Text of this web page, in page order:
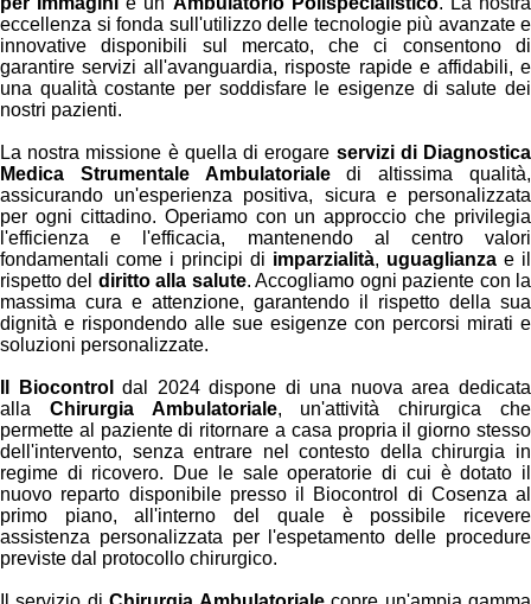
eccellenza si fonda sull'utilizzo delle tecnologie più avanzate e
innovative disponibili sul mercato, che ci consentono di
garantire servizi all'avanguardia, risposte rapide e affidabili, e
una qualità costante per soddisfare le esigenze di salute dei
nostri pazienti.
La nostra missione è quella di erogare servizi di Diagnostica
Medica Strumentale Ambulatorialedi altissima qualità,
assicurando un'esperienza positiva, sicura e personalizzata
per ogni cittadino. Operiamo con un approccio che privilegia
l'efficienza e l'efficacia, mantenendo al centro valori
fondamentali come i principi di imparzialità, uguaglianza e il
rispetto del diritto alla salute. Accogliamo ogni paziente con la
massima cura e attenzione, garantendo il rispetto della sua
dignità e rispondendo alle sue esigenze con percorsi mirati e
soluzioni personalizzate.
Il Biocontrol
dal 2024 dispone di una nuova area dedicata
alla Chirurgia Ambulatoriale, un'attività chirurgica che
permette al paziente di ritornare a casa propria il giorno stesso
dell'intervento, senza entrare nel contesto della chirurgia in
regime di ricovero. Due le sale operatorie di cui è dotato il
nuovo reparto disponibile presso il Biocontrol di Cosenza al
primo piano, all'interno del quale è possibile ricevere
assistenza personalizzata per l'espetamento delle procedure
previste dal protocollo chirurgico.